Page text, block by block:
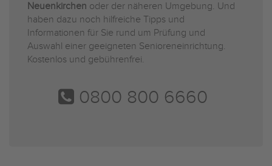
Neuenkirchen oder der näheren Umgebung. Und
haben dazu noch hilfreiche Tipps und
Informationen für Sie rund um Prüfung und
Auswahl einer geeigneten Senioreneinrichtung.
Kostenlos und gebührenfrei.
0800 800 6660